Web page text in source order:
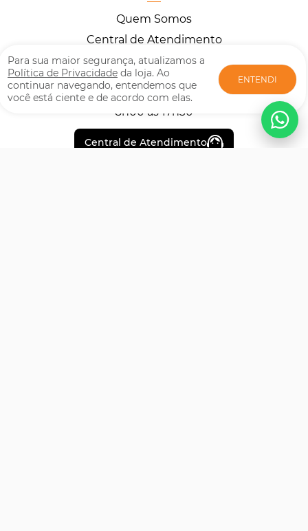
Para sua maior segurança, atualizamos a
Política de Privacidade da loja. Ao
continuar navegando, entendemos que
você está ciente e de acordo com elas.
ENTENDI
Quem Somos
Central de Atendimento
Horários
Segunda à Sexta
8h00 às 17h30
Central de Atendimento